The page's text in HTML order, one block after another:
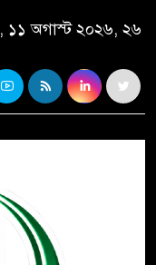
১১ অগাস্ট ২০২৬, ২৬